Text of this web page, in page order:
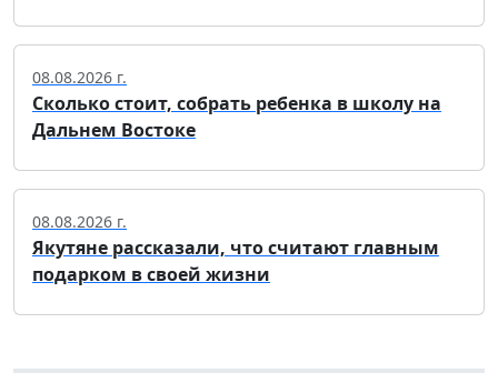
08.08.2026 г.
Сколько стоит, собрать ребенка в школу на
Дальнем Востоке
08.08.2026 г.
Якутяне рассказали, что считают главным
подарком в своей жизни